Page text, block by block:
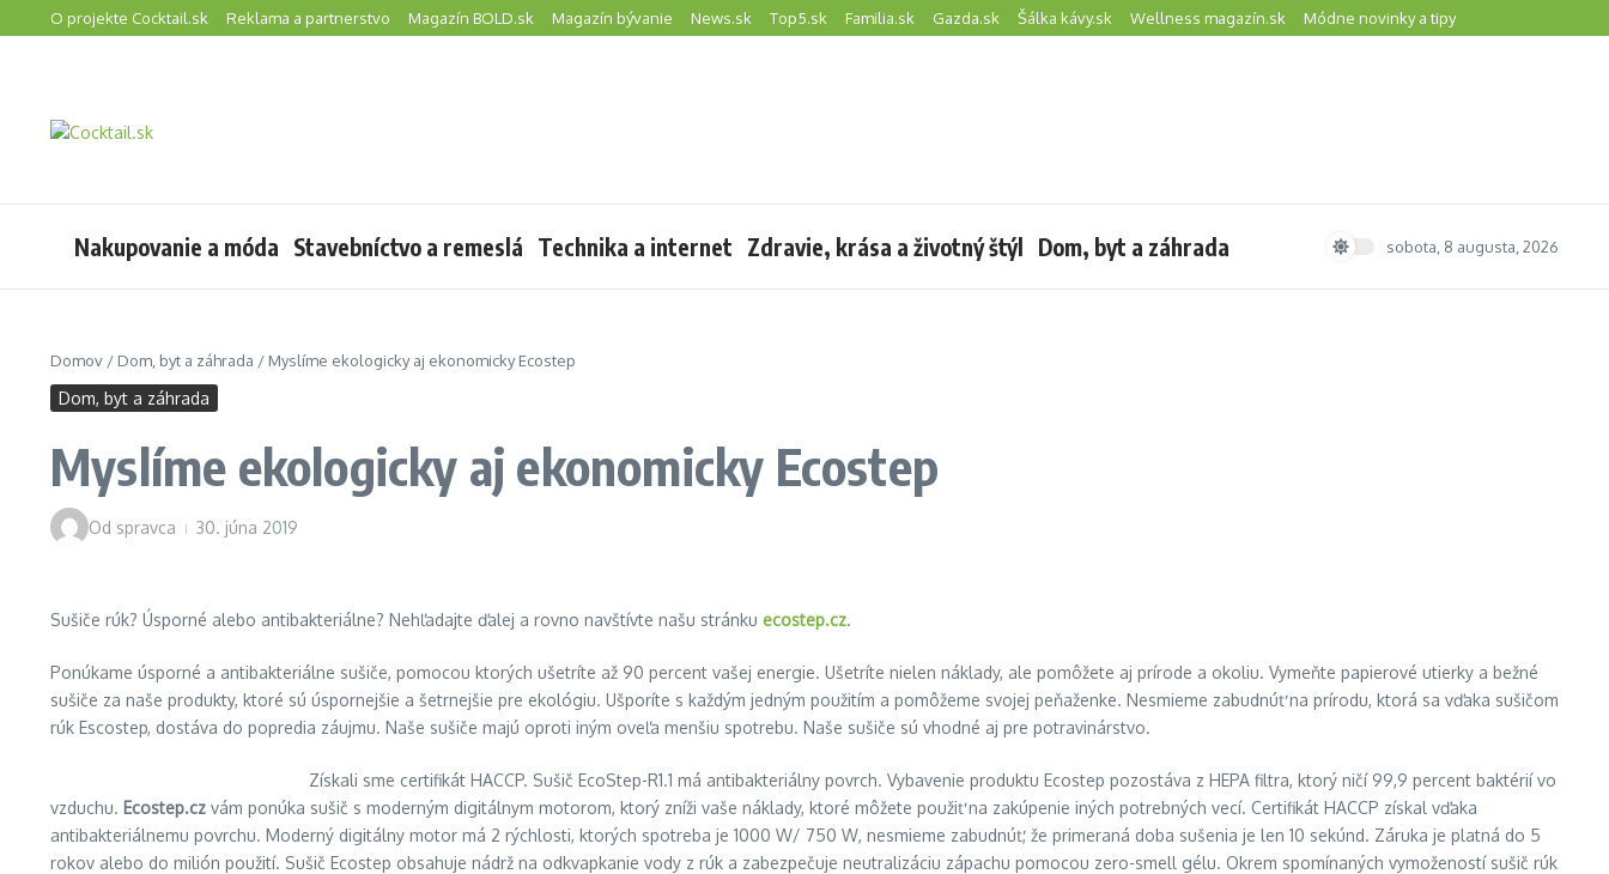
Preskočiť na obsah
O projekte Cocktail.sk Reklama a partnerstvo Magazín BOLD.sk Magazín bývanie News.sk Top5.sk Familia.sk Gazda.sk Šálka kávy.sk Wellness magazín.sk Módne novinky a tipy
Nakupovanie a móda Stavebníctvo a remeslá Technika a internet Zdravie, krása a životný štýl Dom, byt a záhrada sobota, 8 augusta, 2026
Domov / Dom, byt a záhrada / Myslíme ekologicky aj ekonomicky Ecostep
Dom, byt a záhrada
Myslíme ekologicky aj ekonomicky Ecostep
Od spravca 30. júna 2019
Sušiče rúk? Úsporné alebo antibakteriálne? Nehľadajte ďalej a rovno navštívte našu stránku ecostep.cz.
Ponúkame úsporné a antibakteriálne sušiče, pomocou ktorých ušetríte až 90 percent vašej energie. Ušetríte nielen náklady, ale pomôžete aj prírode a okoliu. Vymeňte papierové utierky a bežné
sušiče za naše produkty, ktoré sú úspornejšie a šetrnejšie pre ekológiu. Ušporíte s každým jedným použitím a pomôžeme svojej peňaženke. Nesmieme zabudnúť na prírodu, ktorá sa vďaka sušičom
rúk Escostep, dostáva do popredia záujmu. Naše sušiče majú oproti iným oveľa menšiu spotrebu. Naše sušiče sú vhodné aj pre potravinárstvo.
Získali sme certifikát HACCP. Sušič EcoStep-R1.1 má antibakteriálny povrch. Vybavenie produktu Ecostep pozostáva z HEPA filtra, ktorý ničí 99,9 percent baktérií vo
vzduchu. Ecostep.cz vám ponúka sušič s moderným digitálnym motorom, ktorý zníži vaše náklady, ktoré môžete použiť na zakúpenie iných potrebných vecí. Certifikát HACCP získal vďaka
antibakteriálnemu povrchu. Moderný digitálny motor má 2 rýchlosti, ktorých spotreba je 1000 W/ 750 W, nesmieme zabudnúť, že primeraná doba sušenia je len 10 sekúnd. Záruka je platná do 5
rokov alebo do milión použití. Sušič Ecostep obsahuje nádrž na odkvapkanie vody z rúk a zabezpečuje neutralizáciu zápachu pomocou zero-smell gélu. Okrem spomínaných vymožeností sušič rúk